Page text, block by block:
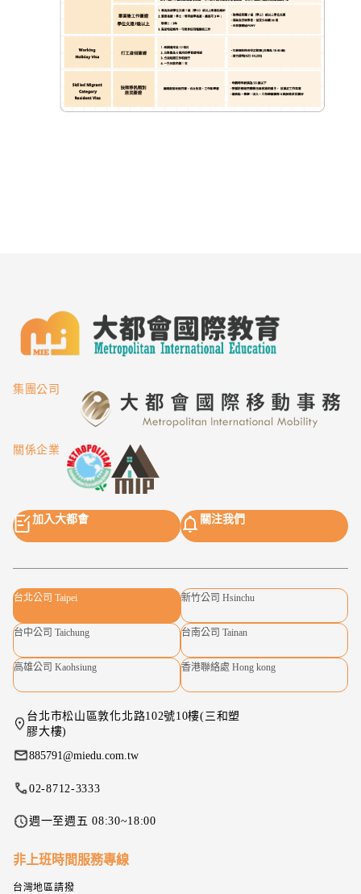
集團公司
關係企業
加入大都會 關注我們
台北公司 Taipei 新竹公司 Hsinchu
台中公司 Taichung 台南公司 Tainan
高雄公司 Kaohsiung 香港聯絡處 Hong kong
台北市松山區敦化北路102號10樓(三和塑
膠大樓)
885791@miedu.com.tw
02-8712-3333
週一至週五 08:30~18:00
非上班時間服務專線
台灣地區請撥